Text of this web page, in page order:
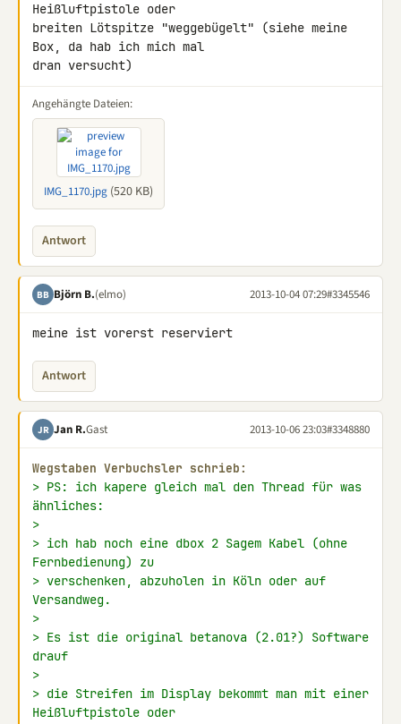
Heißluftpistole oder
breiten Lötspitze "weggebügelt" (siehe meine
Box, da hab ich mich mal
dran versucht)
Angehängte Dateien:
IMG_1170.jpg (520 KB)
Antwort
BB Björn B.(elmo) 2013-10-04 07:29#3345546
meine ist vorerst reserviert
Antwort
JR Jan R.Gast 2013-10-06 23:03#3348880
Wegstaben Verbuchsler schrieb:
> PS: ich kapere gleich mal den Thread für was
ähnliches:
>
> ich hab noch eine dbox 2 Sagem Kabel (ohne
Fernbedienung) zu
> verschenken, abzuholen in Köln oder auf
Versandweg.
>
> Es ist die original betanova (2.01?) Software
drauf
>
> die Streifen im Display bekommt man mit einer
Heißluftpistole oder